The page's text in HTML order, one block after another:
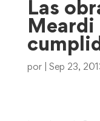
Las
Meardi
por Sep 23,